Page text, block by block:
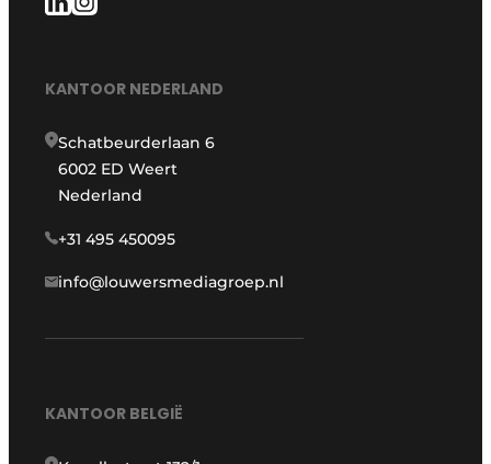
KANTOOR NEDERLAND
Schatbeurderlaan 6
6002 ED Weert
Nederland
+31 495 450095
info@louwersmediagroep.nl
KANTOOR BELGIË